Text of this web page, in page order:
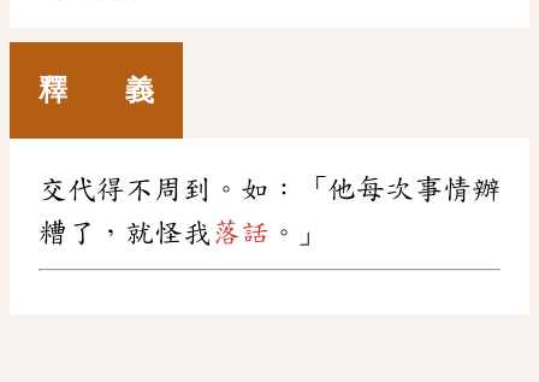
釋 義
交代得不周到。如：「他每次事情辦
糟了，就怪我 落話 。」